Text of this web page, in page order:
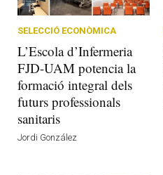
SELECCIÓ ECONÒMICA
L’Escola d’Infermeria
FJD-UAM potencia la
formació integral dels
futurs professionals
sanitaris
Jordi González